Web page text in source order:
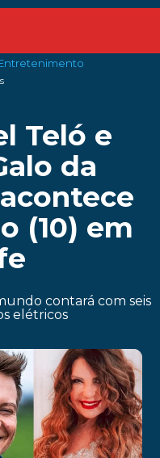
Teló e
da
(10) em
contará com seis
elétricos